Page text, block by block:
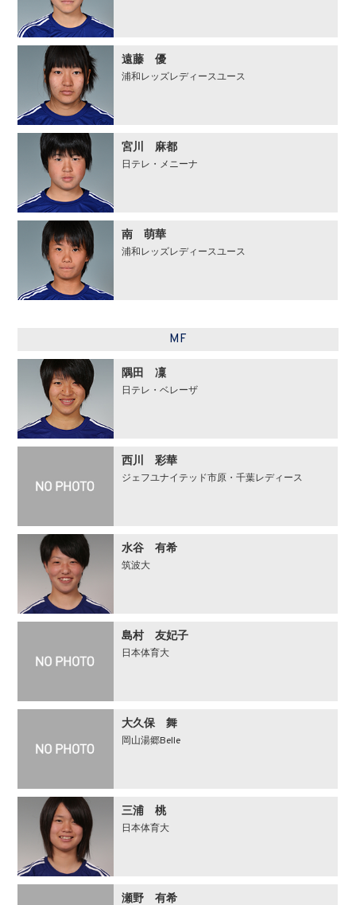
遠藤 優
浦和レッズレディースユース
宮川 麻都
日テレ・メニーナ
南 萌華
浦和レッズレディースユース
MF
隅田 凜
日テレ・ベレーザ
西川 彩華
ジェフユナイテッド市原・千葉レディース
水谷 有希
筑波大
島村 友妃子
日本体育大
大久保 舞
岡山湯郷Belle
三浦 桃
日本体育大
瀬野 有希